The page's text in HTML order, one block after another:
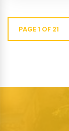
PAGE 1 OF 21